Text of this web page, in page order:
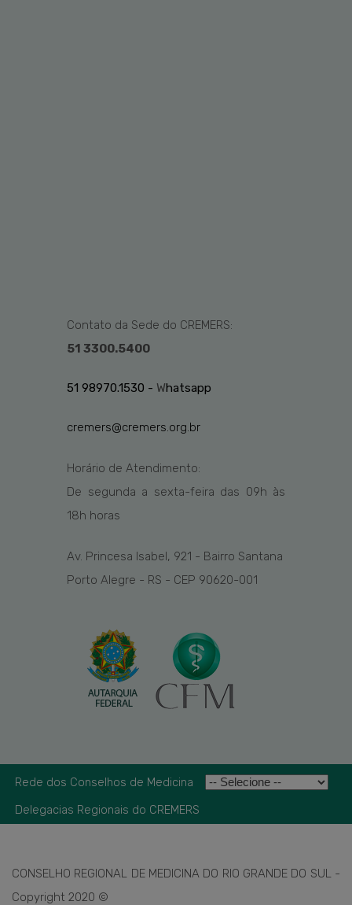
Contato da Sede do CREMERS:
51 3300.5400
51 98970.1530 - Whatsapp
cremers@cremers.org.br
Horário de Atendimento:
De segunda a sexta-feira das 09h às
18h horas
Av. Princesa Isabel, 921 - Bairro Santana
Porto Alegre - RS - CEP 90620-001
Rede dos Conselhos de Medicina
Delegacias Regionais do CREMERS
CONSELHO REGIONAL DE MEDICINA DO RIO GRANDE DO SUL -
Copyright 2020 ©